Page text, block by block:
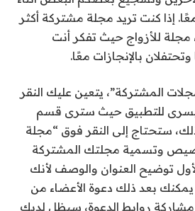
إذا كنت تريد مجلة مشتركة أكثر
للأزواج حيث تفكر أنت
بالإنجازات معًا.
المشتركة”، يتعين عليك النقر
اليسرى للتطبيق حيث سترى قسم
ستحتاج إلى النقر فوق “مجلة
وتسمية مجلتك المشتركة
توضيح العنوان والوصف لأنك
بعد ذلك دعوة الأعضاء من
مشاركة روابط الدعوة، سيظل لديك